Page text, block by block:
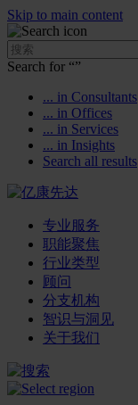
Skip to main content
Search for “”
... in Consultants
... in Offices
... in Services
... in Insights
Search all results
专业服务
职能聚焦
行业类型
顾问
分支机构
智识与洞见
关于我们